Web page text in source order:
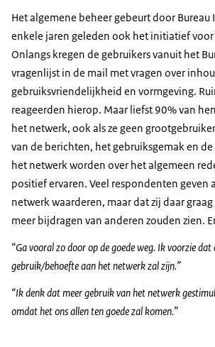
Het algemene beheer gebeurt door Bureau
enkele jaren geleden ook het initiatief
Onlangs kregen de gebruikers vanuit het
vragenlijst in de mail met vragen over
gebruiksvriendelijkheid en vormgeving.
reageerden hierop. Maar liefst 90% van
het netwerk, ook als ze geen
van de berichten, het gebruiksgemak en
het netwerk worden over het algemeen
positief ervaren. Veel respondenten geven
netwerk waarderen, maar dat zij daar
meer bijdragen van anderen zouden zien.
“Ga vooral zo door op de goede weg. Ik voorzie dat
gebruik/behoefte aan het netwerk zal zijn.”
“Ik denk dat meer gebruik van het netwerk
omdat het ons allen ten goede zal komen.”